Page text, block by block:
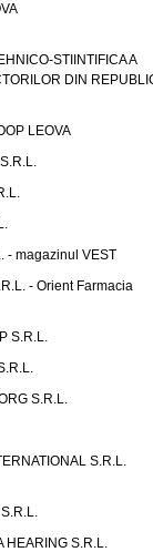
STIINTIFICA A
DIN
LEOVA
- magazinul VEST
- Orient Farmacia
S.R.L.
S.R.L.
S.R.L.
HEARING S.R.L.